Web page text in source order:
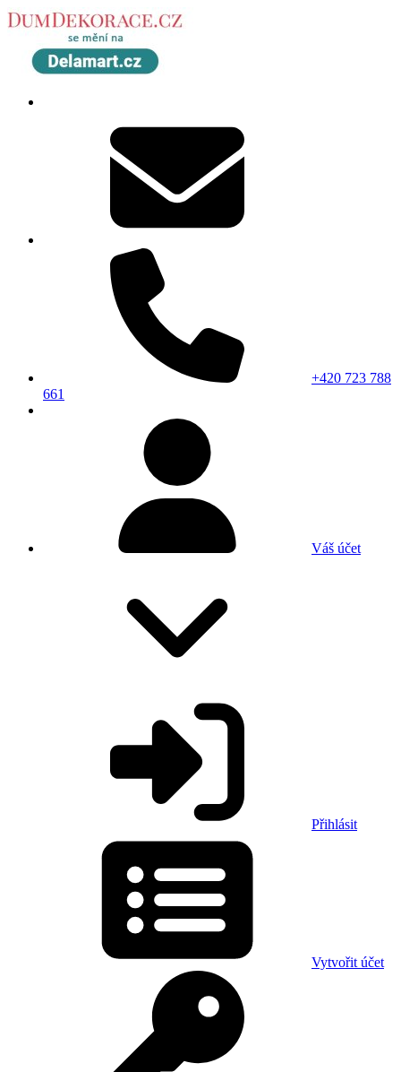
+420 723 788
661
Váš účet
Přihlásit
Vytvořit účet